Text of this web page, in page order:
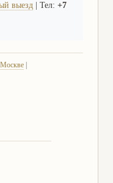
выезд | Тел: +7